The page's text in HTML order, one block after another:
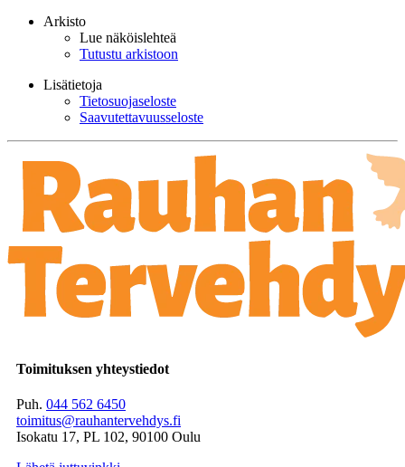
Arkisto
Lue näköislehteä
Tutustu arkistoon
Lisätietoja
Tietosuojaseloste
Saavutettavuusseloste
Toimituksen yhteystiedot
Puh. 044 562 6450
toimitus@rauhantervehdys.fi
Isokatu 17, PL 102, 90100 Oulu